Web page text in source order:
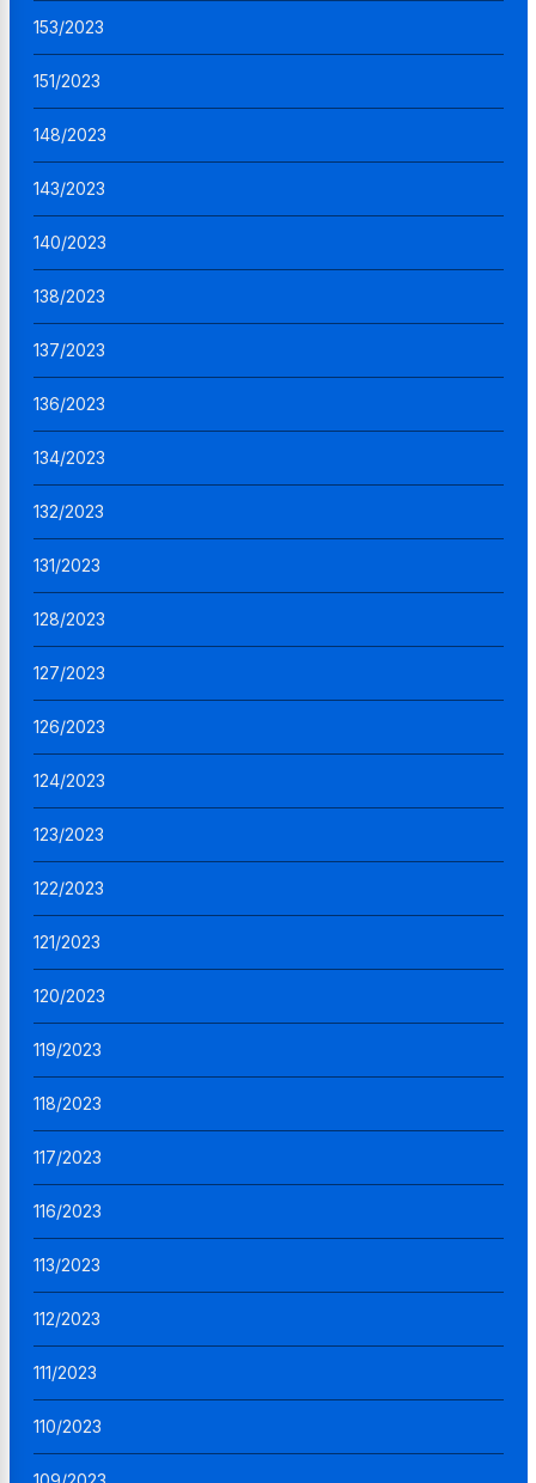
153/2023
151/2023
148/2023
143/2023
140/2023
138/2023
137/2023
136/2023
134/2023
132/2023
131/2023
128/2023
127/2023
126/2023
124/2023
123/2023
122/2023
121/2023
120/2023
119/2023
118/2023
117/2023
116/2023
113/2023
112/2023
111/2023
110/2023